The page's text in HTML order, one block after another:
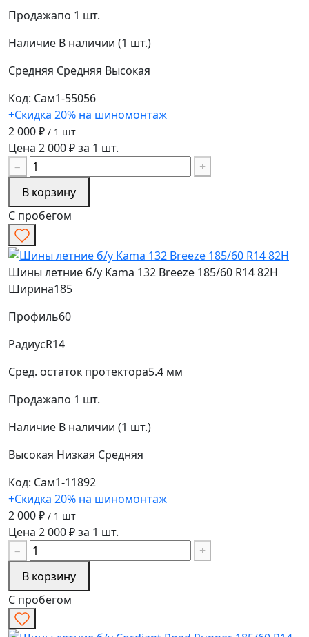
Продажапо 1 шт.
Наличие В наличии (1 шт.)
Средняя Средняя Высокая
Код: Сам1-55056
+Скидка 20% на шиномонтаж
2 000 ₽ / 1 шт
Цена 2 000 ₽ за 1 шт.
−
+
В корзину
С пробегом
Шины летние б/у Kama 132 Breeze 185/60 R14 82H
Ширина185
Профиль60
РадиусR14
Сред. остаток протектора5.4 мм
Продажапо 1 шт.
Наличие В наличии (1 шт.)
Высокая Низкая Средняя
Код: Сам1-11892
+Скидка 20% на шиномонтаж
2 000 ₽ / 1 шт
Цена 2 000 ₽ за 1 шт.
−
+
В корзину
С пробегом